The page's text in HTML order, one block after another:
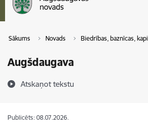
Sākums Novads Biedrības, baznīcas, kapi
Augšdaugava
Atskaņot tekstu
Publicēts: 08.07.2026.